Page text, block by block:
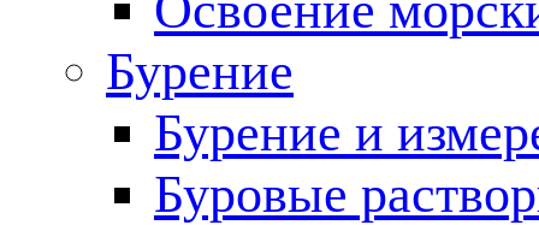
Бурение
Бурение и
Буровые